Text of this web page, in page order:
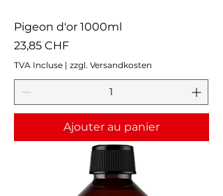
Pigeon d'or 1000ml
Prix
23,85 CHF
TVA Incluse | zzgl. Versandkosten
Ajouter au panier